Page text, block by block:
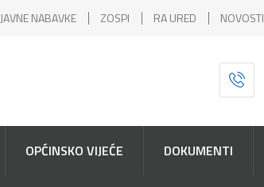
JAVNE NABAVKE ZOSPI RA URED NOVOSTI
OPĆINSKO VIJEĆE DOKUMENTI